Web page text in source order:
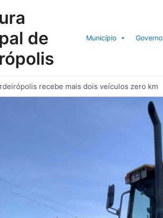
de
Município Governo
recebe mais dois veículos zero km